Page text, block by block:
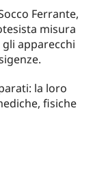
Ferrante,
misura
apparecchi
la loro
fisiche